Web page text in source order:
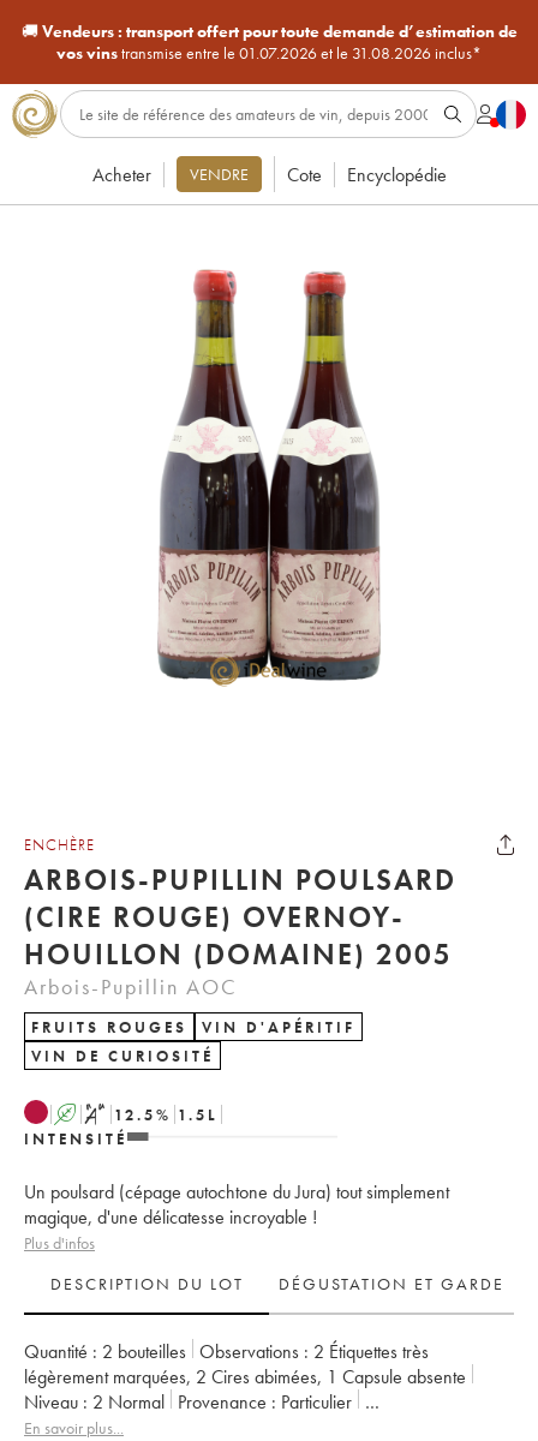
🚚Vendeurs : transport offert pour toute demande d’estimation de
vos vinstransmise entre le 01.07.2026 et le 31.08.2026 inclus*
Acheter VENDRE Cote Encyclopédie
ENCHÈRE
ARBOIS-PUPILLIN POULSARD
(CIRE ROUGE) OVERNOY-
HOUILLON (DOMAINE) 2005
Arbois-Pupillin AOC
FRUITS ROUGES
VIN D'APÉRITIF
VIN DE CURIOSITÉ
A S 12.5% 1.5 L
INTENSITÉ
Un poulsard (cépage autochtone du Jura) tout simplement
magique, d'une délicatesse incroyable !
Plus d'infos
DESCRIPTION DU LOT
DÉGUSTATION ET GARDE
Quantité : 2 bouteilles Observations : 2 Étiquettes très
légèrement marquées, 2 Cires abimées, 1 Capsule absente
Niveau : 2 Normal Provenance : particulier
TVA récupérable :
En savoir plus...